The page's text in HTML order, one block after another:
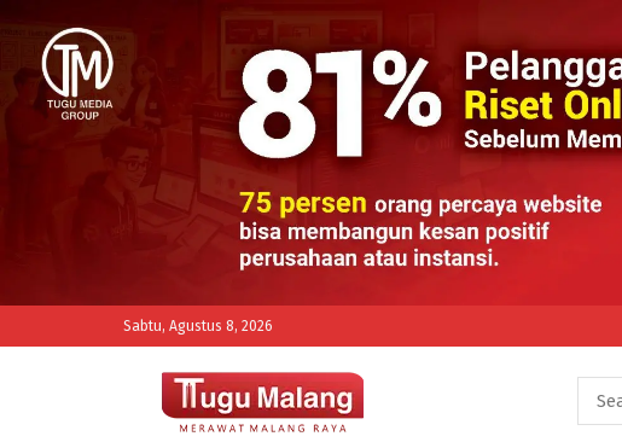
Sabtu, Agustus 8, 2026